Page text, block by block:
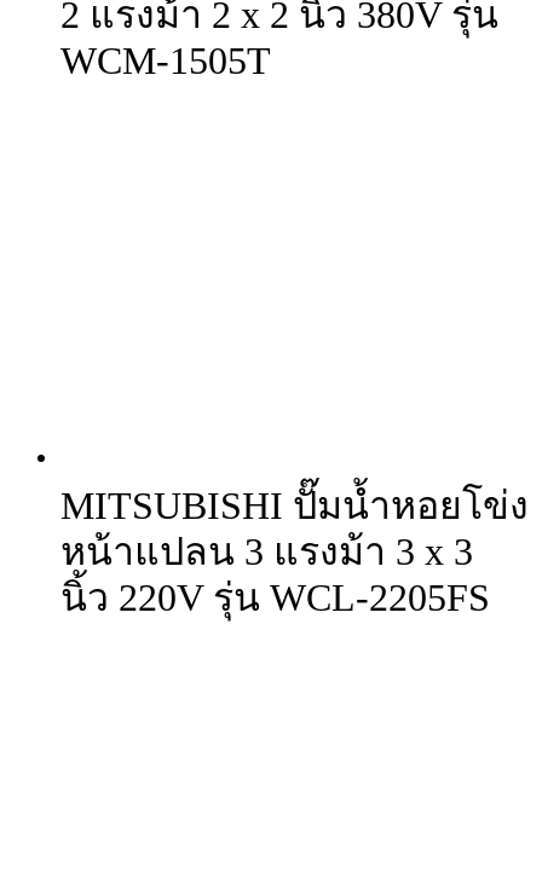
2 แรงม้า 2 x 2 นิ้ว 380V รุ่น
WCM-1505T
MITSUBISHI ปั๊มน้ำหอยโข่ง
หน้าแปลน 3 แรงม้า 3 x 3
นิ้ว 220V รุ่น WCL-2205FS